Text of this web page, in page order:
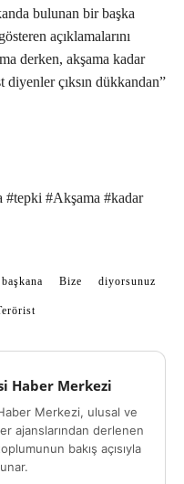
bulunan bir başka
açıklamalarını
derken, akşama kadar
çıksın dükkandan”
#Akşama #kadar
başkana Bize diyorsunuz
Haber Merkezi
Merkezi, ulusal ve
ajanslarından derlenen
bakış açısıyla